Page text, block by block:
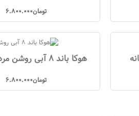
تومان6.800.000
هوکا باند 8 آبی روشن مردانه و زنانه
تومان6.800.000